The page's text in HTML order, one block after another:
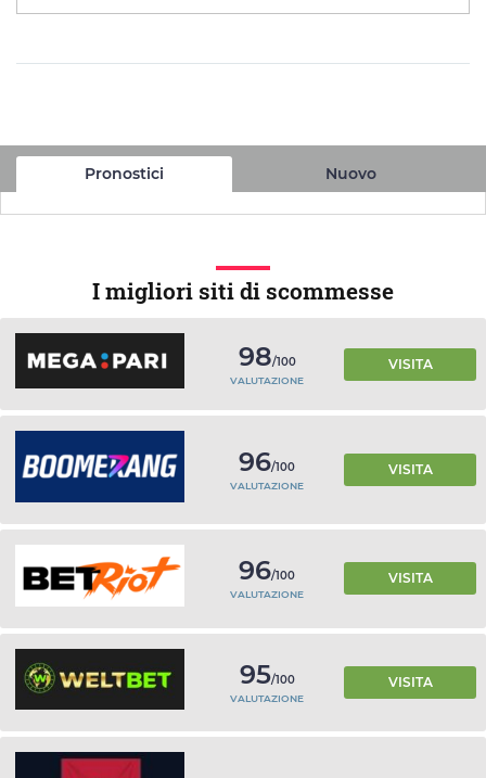
Pronostici Nuovo
I migliori siti di scommesse
98/100
VALUTAZIONE
VISITA
96/100
VALUTAZIONE
VISITA
96/100
VALUTAZIONE
VISITA
95/100
VALUTAZIONE
VISITA